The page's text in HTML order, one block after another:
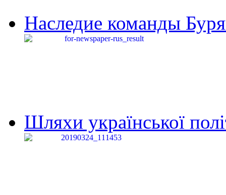
Наследие команды
Шляхи української